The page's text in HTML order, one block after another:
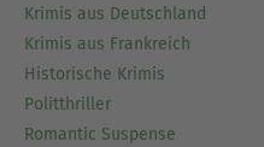
Krimis aus Deutschland
Krimis aus Frankreich
Historische Krimis
Politthriller
Romantic Suspense